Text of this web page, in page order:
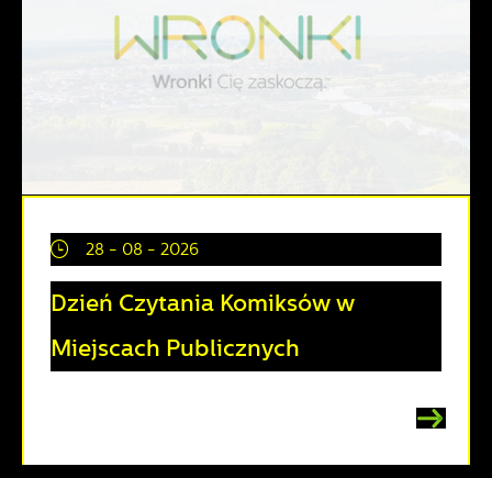
28 - 08 - 2026
Dzień Czytania Komiksów w
Miejscach Publicznych